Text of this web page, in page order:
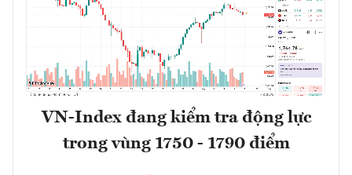
VN-Index đang kiểm tra động lực
trong vùng 1750 - 1790 điểm